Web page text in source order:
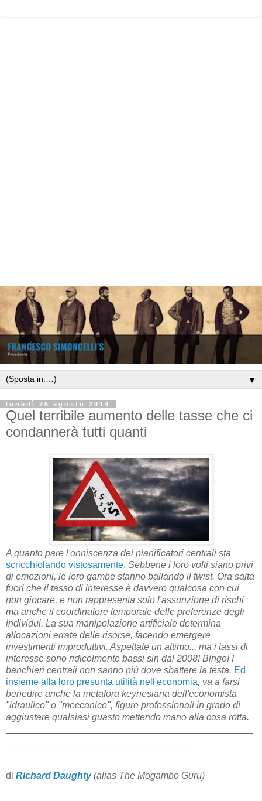
▼
lunedì 25 agosto 2014
Quel terribile aumento delle tasse che ci
condannerà tutti quanti
A quanto pare l'onniscenza dei pianificatori centrali sta
scricchiolando vistosamente. Sebbene i loro volti siano privi
di emozioni, le loro gambe stanno ballando il twist. Ora salta
fuori che il tasso di interesse è davvero qualcosa con cui
non giocare, e non rappresenta solo l'assunzione di rischi
ma anche il coordinatore temporale delle preferenze degli
individui. La sua manipolazione artificiale determina
allocazioni errate delle risorse, facendo emergere
investimenti improduttivi. Aspettate un attimo... ma i tassi di
interesse sono ridicolmente bassi sin dal 2008! Bingo! I
banchieri centrali non sanno più dove sbattere la testa. Ed
insieme alla loro presunta utilità nell'economia, va a farsi
benedire anche la metafora keynesiana dell'economista
"idraulico" o "meccanico", figure professionali in grado di
aggiustare qualsiasi guasto mettendo mano alla cosa rotta.
di Richard Daughty(alias The Mogambo Guru)